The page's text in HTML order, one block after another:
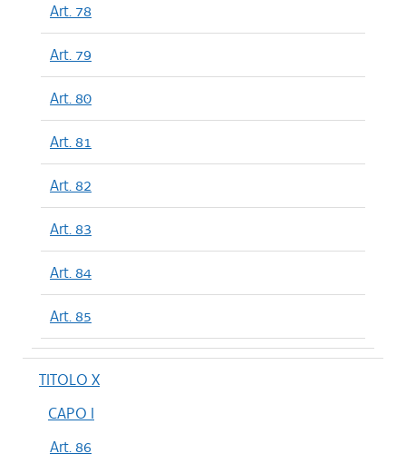
Art. 78
Art. 79
Art. 80
Art. 81
Art. 82
Art. 83
Art. 84
Art. 85
TITOLO X
CAPO I
Art. 86